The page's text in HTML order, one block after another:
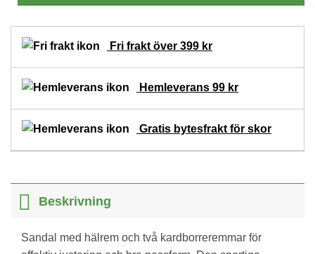
Fri frakt över 399 kr
Hemleverans 99 kr
Gratis bytesfrakt för skor
Beskrivning
Sandal med hälrem och två kardborreremmar för